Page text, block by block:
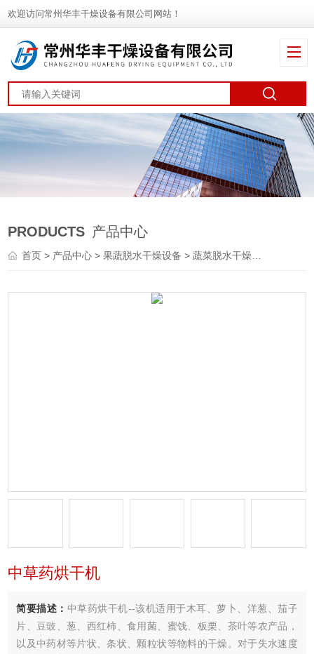
欢迎访问常州华丰干燥设备有限公司网站！
PRODUCTS 产品中心
首页> 产品中心 >果蔬脱水干燥设备 >蔬菜脱水干燥机
中草药烘干机
简要描述： 中草药烘干机--该机适用于木耳、萝卜、洋葱、茄子
片、豆豉、葱、西红柿、食用菌、蜜饯、板栗、茶叶等农产品，
以及中药材等片状、条状、颗粒状等物料的干燥。对于失水速度